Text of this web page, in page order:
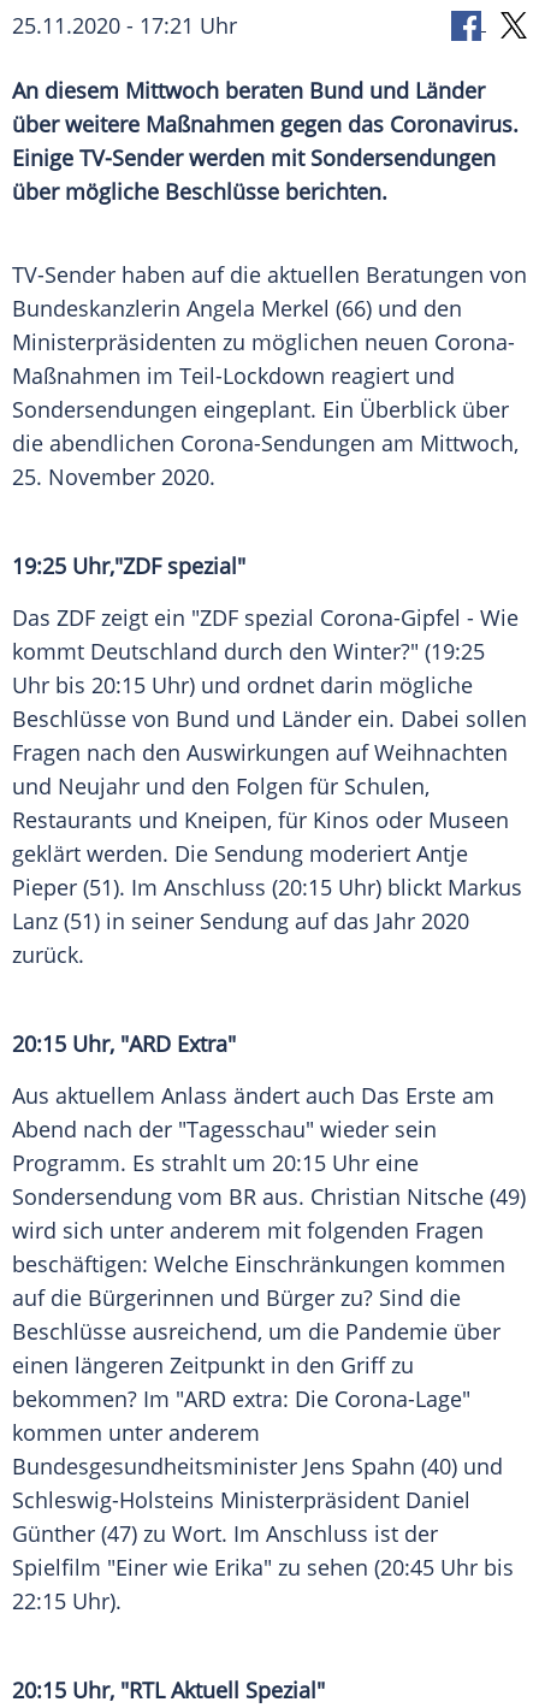
25.11.2020 - 17:21 Uhr
An diesem Mittwoch beraten Bund und Länder
über weitere Maßnahmen gegen das Coronavirus.
Einige TV-Sender werden mit Sondersendungen
über mögliche Beschlüsse berichten.
TV-Sender haben auf die aktuellen Beratungen von
Bundeskanzlerin Angela Merkel (66) und den
Ministerpräsidenten zu möglichen neuen Corona-
Maßnahmen im Teil-Lockdown reagiert und
Sondersendungen eingeplant. Ein Überblick über
die abendlichen Corona-Sendungen am Mittwoch,
25. November 2020.
19:25 Uhr,"ZDFspezial"
Das ZDF zeigt ein "ZDF spezial Corona-Gipfel - Wie
kommt Deutschland durch den Winter?" (19:25
Uhr bis 20:15 Uhr) und ordnet darin mögliche
Beschlüsse von Bund und Länder ein. Dabei sollen
Fragen nach den Auswirkungen aufWeihnachten
und Neujahr und den Folgen für Schulen,
Restaurants und Kneipen, für Kinos oder Museen
geklärt werden. Die Sendung moderiert Antje
Pieper (51). Im Anschluss (20:15 Uhr) blickt Markus
Lanz (51) in seiner Sendung auf das Jahr 2020
zurück.
20:15 Uhr, "ARD Extra"
Aus aktuellem Anlass ändert auch Das Erste am
Abend nach der "Tagesschau" wieder sein
Programm. Es strahlt um 20:15 Uhr eine
Sondersendung vom BR aus. Christian Nitsche (49)
wird sich unter anderem mit folgenden Fragen
beschäftigen: Welche Einschränkungen kommen
auf die Bürgerinnen und Bürger zu? Sind die
Beschlüsse ausreichend, um die Pandemie über
einen längeren Zeitpunkt in den Griff zu
bekommen? Im "ARD extra: Die Corona-Lage"
kommen unter anderem
Bundesgesundheitsminister Jens Spahn (40) und
Schleswig-Holsteins Ministerpräsident Daniel
Günther (47) zu Wort. Im Anschluss ist der
Spielfilm "Einer wie Erika" zu sehen (20:45 Uhr bis
22:15 Uhr).
20:15 Uhr, "RTLAktuell Spezial"